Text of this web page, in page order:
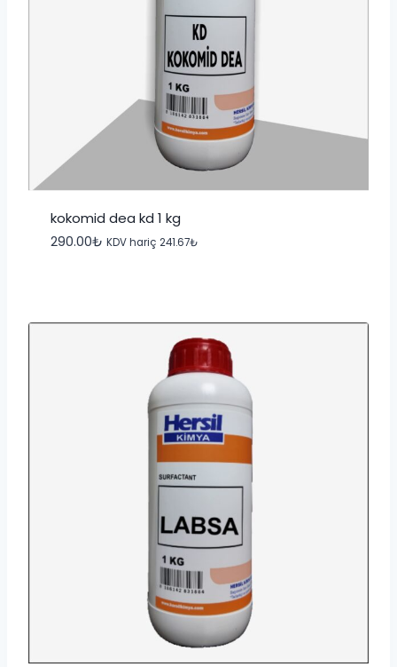
kokomid dea kd 1 kg
290.00₺ KDV hariç 241.67₺